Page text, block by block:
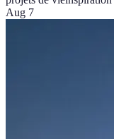
Aug 7